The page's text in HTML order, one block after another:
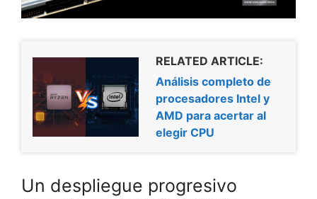
RELATED ARTICLE:
Análisis completo de
procesadores Intel y
AMD para acertar al
elegir CPU
Un despliegue progresivo